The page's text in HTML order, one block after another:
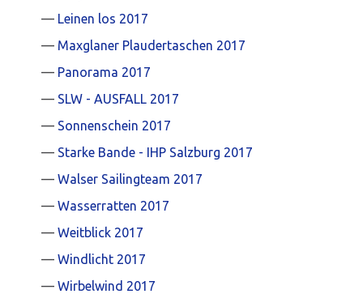
Leinen los 2017
Maxglaner Plaudertaschen 2017
Panorama 2017
SLW - AUSFALL 2017
Sonnenschein 2017
Starke Bande - IHP Salzburg 2017
Walser Sailingteam 2017
Wasserratten 2017
Weitblick 2017
Windlicht 2017
Wirbelwind 2017